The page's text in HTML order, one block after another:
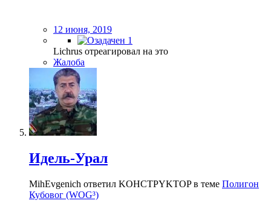
12 июня, 2019
1
Lichrus отреагировал на это
Жалоба
Идель-Урал
MihEvgenich ответил KOHCTPYKTOP в теме Полигон
Кубовог (WOG³)